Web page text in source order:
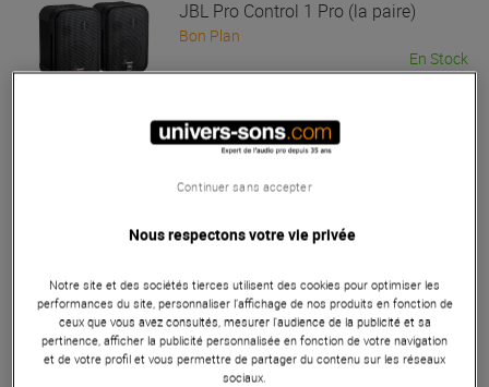
JBL Pro Control 1 Pro (la paire)
Bon Plan
En Stock
Conseillé :
Seconde Vie
Single
231 €
Nous respectons votre vie privée
Notre site et des sociétés tierces utilisent des cookies pour optimiser les
performances du site, personnaliser l’affichage de nos produits en fonction de
ceux que vous avez consultés, mesurer l'audience de la publicité et sa
pertinence, afficher la publicité personnalisée en fonction de votre navigation
et de votre profil et vous permettre de partager du contenu sur les réseaux
sociaux.
Continuer sans accepter